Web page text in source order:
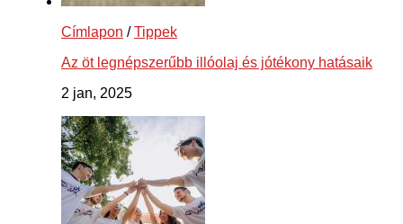
Címlapon /Tippek
Az öt legnépszerűbb illóolaj és jótékony hatásaik
2 jan, 2025